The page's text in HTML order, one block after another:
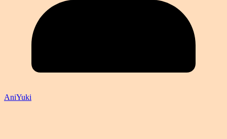
AniYuki